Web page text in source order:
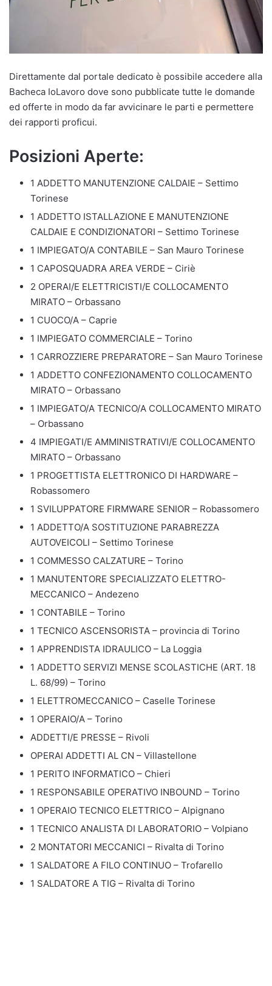
Direttamente dal portale dedicato è possibile accedere alla
Bacheca IoLavoro dove sono pubblicate tutte le domande
ed offerte in modo da far avvicinare le parti e permettere
dei rapporti proficui.
Posizioni Aperte:
1 ADDETTO MANUTENZIONE CALDAIE – Settimo
Torinese
1 ADDETTO ISTALLAZIONE E MANUTENZIONE
CALDAIE E CONDIZIONATORI – Settimo Torinese
1 IMPIEGATO/A CONTABILE – San Mauro Torinese
1 CAPOSQUADRA AREA VERDE – Ciriè
2 OPERAI/E ELETTRICISTI/E COLLOCAMENTO
MIRATO – Orbassano
1 CUOCO/A – Caprie
1 IMPIEGATO COMMERCIALE – Torino
1 CARROZZIERE PREPARATORE – San Mauro Torinese
1 ADDETTO CONFEZIONAMENTO COLLOCAMENTO
MIRATO – Orbassano
1 IMPIEGATO/A TECNICO/A COLLOCAMENTO MIRATO
– Orbassano
4 IMPIEGATI/E AMMINISTRATIVI/E COLLOCAMENTO
MIRATO – Orbassano
1 PROGETTISTA ELETTRONICO DI HARDWARE –
Robassomero
1 SVILUPPATORE FIRMWARE SENIOR – Robassomero
1 ADDETTO/A SOSTITUZIONE PARABREZZA
AUTOVEICOLI – Settimo Torinese
1 COMMESSO CALZATURE – Torino
1 MANUTENTORE SPECIALIZZATO ELETTRO-
MECCANICO – Andezeno
1 CONTABILE – Torino
1 TECNICO ASCENSORISTA – provincia di Torino
1 APPRENDISTA IDRAULICO – La Loggia
1 ADDETTO SERVIZI MENSE SCOLASTICHE (ART. 18
L. 68/99) – Torino
1 ELETTROMECCANICO – Caselle Torinese
1 OPERAIO/A – Torino
ADDETTI/E PRESSE – Rivoli
OPERAI ADDETTI AL CN – Villastellone
1 PERITO INFORMATICO – Chieri
1 RESPONSABILE OPERATIVO INBOUND – Torino
1 OPERAIO TECNICO ELETTRICO – Alpignano
1 TECNICO ANALISTA DI LABORATORIO – Volpiano
2 MONTATORI MECCANICI – Rivalta di Torino
1 SALDATORE A FILO CONTINUO – Trofarello
1 SALDATORE A TIG – Rivalta di Torino